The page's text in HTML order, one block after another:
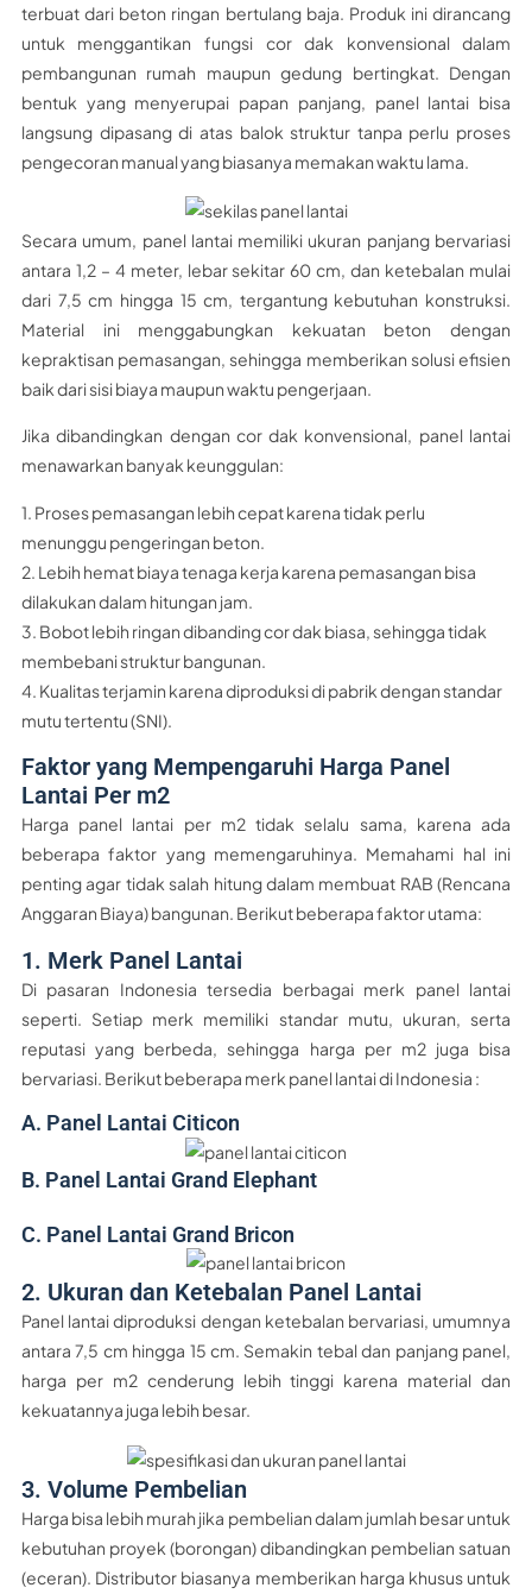
terbuat dari beton ringan bertulang baja. Produk ini dirancang
untuk menggantikan fungsi cor dak konvensional dalam
pembangunan rumah maupun gedung bertingkat. Dengan
bentuk yang menyerupai papan panjang, panel lantai bisa
langsung dipasang di atas balok struktur tanpa perlu proses
pengecoran manual yang biasanya memakan waktu lama.
Secara umum, panel lantai memiliki ukuran panjang bervariasi
antara 1,2 – 4 meter, lebar sekitar 60 cm, dan ketebalan mulai
dari 7,5 cm hingga 15 cm, tergantung kebutuhan konstruksi.
Material ini menggabungkan kekuatan beton dengan
kepraktisan pemasangan, sehingga memberikan solusi efisien
baik dari sisi biaya maupun waktu pengerjaan.
Jika dibandingkan dengan cor dak konvensional, panel lantai
menawarkan banyak keunggulan:
1. Proses pemasangan lebih cepat karena tidak perlu
menunggu pengeringan beton.
2. Lebih hemat biaya tenaga kerja karena pemasangan bisa
dilakukan dalam hitungan jam.
3. Bobot lebih ringan dibanding cor dak biasa, sehingga tidak
membebani struktur bangunan.
4. Kualitas terjamin karena diproduksi di pabrik dengan standar
mutu tertentu (SNI).
Faktor yang Mempengaruhi Harga Panel
Lantai Per m2
Harga panel lantai per m2 tidak selalu sama, karena ada
beberapa faktor yang memengaruhinya. Memahami hal ini
penting agar tidak salah hitung dalam membuat RAB (Rencana
Anggaran Biaya) bangunan. Berikut beberapa faktor utama:
1. Merk Panel Lantai
Di pasaran Indonesia tersedia berbagai merk panel lantai
seperti. Setiap merk memiliki standar mutu, ukuran, serta
reputasi yang berbeda, sehingga harga per m2 juga bisa
bervariasi. Berikut beberapa merk panel lantai di Indonesia :
A. Panel Lantai Citicon
B. Panel Lantai Grand Elephant
C. Panel Lantai Grand Bricon
2. Ukuran dan Ketebalan Panel Lantai
Panel lantai diproduksi dengan ketebalan bervariasi, umumnya
antara 7,5 cm hingga 15 cm. Semakin tebal dan panjang panel,
harga per m2 cenderung lebih tinggi karena material dan
kekuatannya juga lebih besar.
3. Volume Pembelian
Harga bisa lebih murah jika pembelian dalam jumlah besar untuk
kebutuhan proyek (borongan) dibandingkan pembelian satuan
(eceran). Distributor biasanya memberikan harga khusus untuk